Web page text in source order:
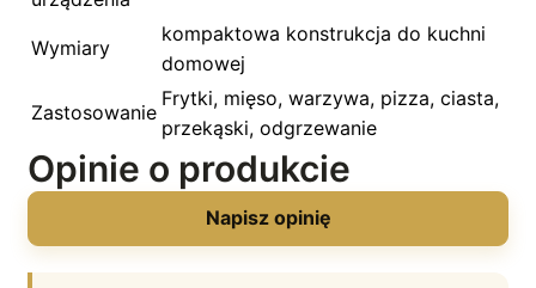
Wymiary
kompaktowa konstrukcja do kuchni
domowej
Zastosowanie
Frytki, mięso, warzywa, pizza, ciasta,
przekąski, odgrzewanie
Opinie o produkcie
Napisz opinię